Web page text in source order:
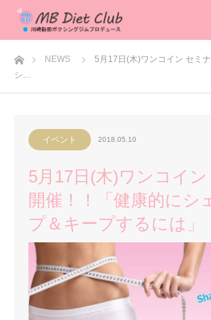
ホームNEWS
5月17日(木)ワンコイン セミ
シ…
イベント 2018.05.10
5月17日(木)ワンコイ
開催！！「健康的にシ
プ＆キープするには」